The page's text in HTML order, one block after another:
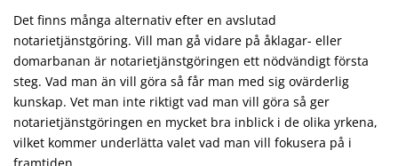
Det finns många alternativ efter en avslutad
notarietjänstgöring. Vill man gå vidare på åklagar- eller
domarbanan är notarietjänstgöringen ett nödvändigt första
steg. Vad man än vill göra så får man med sig ovärderlig
kunskap. Vet man inte riktigt vad man vill göra så ger
notarietjänstgöringen en mycket bra inblick i de olika yrkena,
vilket kommer underlätta valet vad man vill fokusera på i
framtiden.